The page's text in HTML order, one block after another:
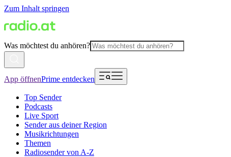
Zum Inhalt springen
Was möchtest du anhören?
App öffnenPrime entdecken
Top Sender
Podcasts
Live Sport
Sender aus deiner Region
Musikrichtungen
Themen
Radiosender von A-Z